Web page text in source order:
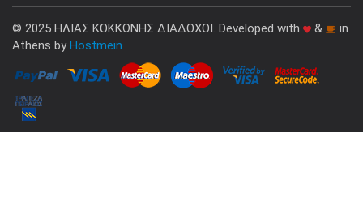
© 2025 ΗΛΙΑΣ ΚΟΚΚΩΝΗΣ ΔΙΑΔΟΧΟΙ. Developed with &
in
Athens by Hostmein